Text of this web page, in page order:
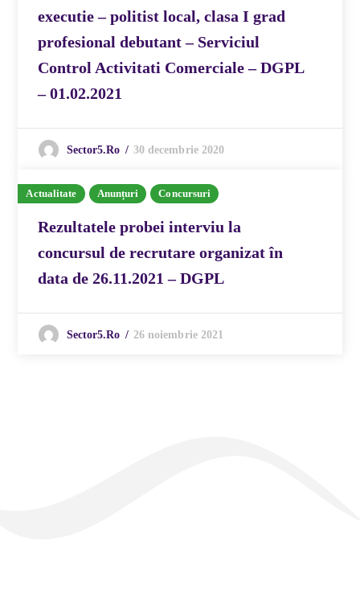
executie – politist local, clasa I grad
profesional debutant – Serviciul
Control Activitati Comerciale – DGPL
– 01.02.2021
Sector5.ro 30 decembrie 2020
Actualitate Anunțuri Concursuri
Rezultatele probei interviu la
concursul de recrutare organizat în
data de 26.11.2021 – DGPL
Sector5.ro 26 noiembrie 2021